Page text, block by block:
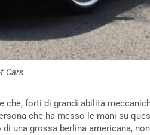
Cars
che, forti di grandi abilità
che ha messo le mani su
una grossa berlina americana,